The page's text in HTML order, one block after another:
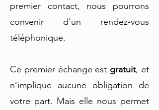
premier contact, nous pourrons
convenir d’un rendez-vous
téléphonique.
Ce premier échange est gratuit, et
n’implique aucune obligation de
votre part. Mais elle nous permet